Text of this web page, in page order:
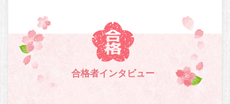
合格者インタビュー